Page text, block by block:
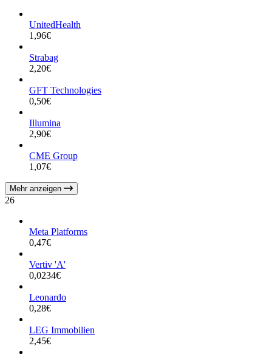
UnitedHealth
1,96€
Strabag
2,20€
GFT Technologies
0,50€
Illumina
2,90€
CME Group
1,07€
Mehr anzeigen
26
Meta Platforms
0,47€
Vertiv 'A'
0,0234€
Leonardo
0,28€
LEG Immobilien
2,45€